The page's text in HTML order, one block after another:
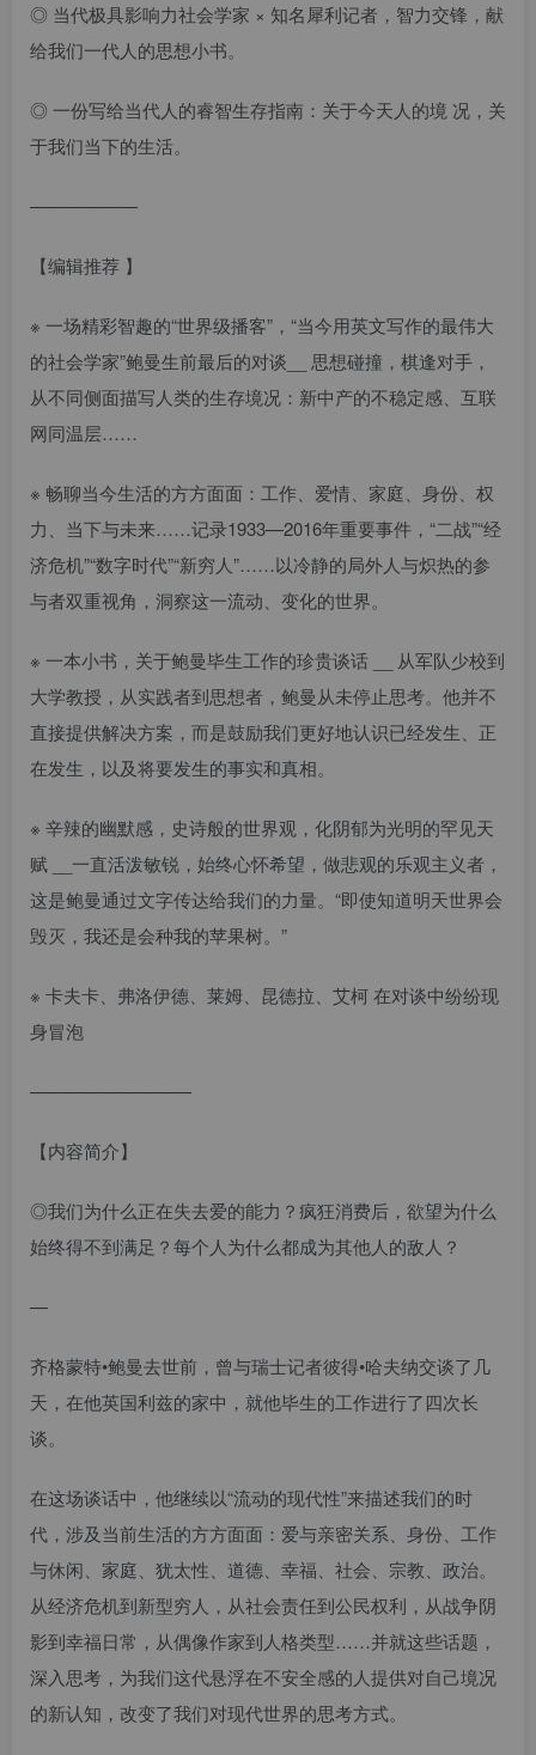
◎ 当代极具影响力社会学家 × 知名犀利记者，智力交锋，献
给我们一代人的思想小书。
◎ 一份写给当代人的睿智生存指南：关于今天人的境 况，关
于我们当下的生活。
——————
【编辑推荐 】
※ 一场精彩智趣的“世界级播客”，“当今用英文写作的最伟大
的社会学家”鲍曼生前最后的对谈__ 思想碰撞，棋逢对手，
从不同侧面描写人类的生存境况：新中产的不稳定感、互联
网同温层……
※ 畅聊当今生活的方方面面：工作、爱情、家庭、身份、权
力、当下与未来……记录1933—2016年重要事件，“二战”“经
济危机”“数字时代”“新穷人”……以冷静的局外人与炽热的参
与者双重视角，洞察这一流动、变化的世界。
※ 一本小书，关于鲍曼毕生工作的珍贵谈话 __ 从军队少校到
大学教授，从实践者到思想者，鲍曼从未停止思考。他并不
直接提供解决方案，而是鼓励我们更好地认识已经发生、正
在发生，以及将要发生的事实和真相。
※ 辛辣的幽默感，史诗般的世界观，化阴郁为光明的罕见天
赋 __一直活泼敏锐，始终心怀希望，做悲观的乐观主义者，
这是鲍曼通过文字传达给我们的力量。“即使知道明天世界会
毁灭，我还是会种我的苹果树。”
※ 卡夫卡、弗洛伊德、莱姆、昆德拉、艾柯 在对谈中纷纷现
身冒泡
—————————
【内容简介】
◎我们为什么正在失去爱的能力？疯狂消费后，欲望为什么
始终得不到满足？每个人为什么都成为其他人的敌人？
—
齐格蒙特•鲍曼去世前，曾与瑞士记者彼得•哈夫纳交谈了几
天，在他英国利兹的家中，就他毕生的工作进行了四次长
谈。
在这场谈话中，他继续以“流动的现代性”来描述我们的时
代，涉及当前生活的方方面面：爱与亲密关系、身份、工作
与休闲、家庭、犹太性、道德、幸福、社会、宗教、政治。
从经济危机到新型穷人，从社会责任到公民权利，从战争阴
影到幸福日常，从偶像作家到人格类型……并就这些话题，
深入思考，为我们这代悬浮在不安全感的人提供对自己境况
的新认知，改变了我们对现代世界的思考方式。